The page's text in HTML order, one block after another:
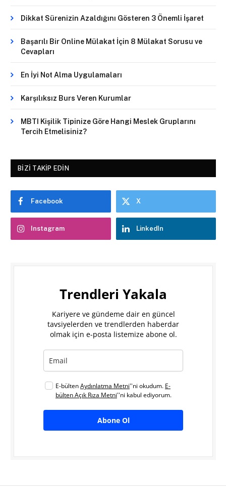
Dikkat Sürenizin Azaldığını Gösteren 3 Önemli İşaret
Başarılı Bir Online Mülakat İçin 8 Mülakat Sorusu ve
Cevapları
En İyi Not Alma Uygulamaları
Karşılıksız Burs Veren Kurumlar
MBTI Kişilik Tipinize Göre Hangi Meslek Gruplarını
Tercih Etmelisiniz?
BIZI TAKIP EDIN
Facebook X
Instagram LinkedIn
Trendleri Yakala
Kariyere ve gündeme dair en güncel
tavsiyelerden ve trendlerden haberdar
olmak için e-posta listemize abone ol.
E-bültenAydınlatma Metni''ni okudum. E-
bülten Açık Rıza Metni''ni kabul ediyorum.
Abone Ol